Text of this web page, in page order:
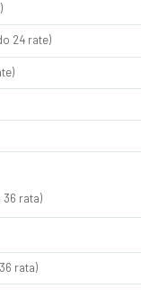
24 rate)
36 rata)
rata)